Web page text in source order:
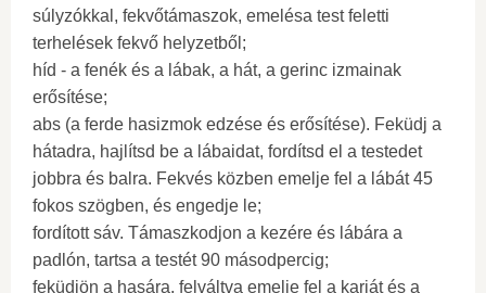
súlyzókkal, fekvőtámaszok, emelésa test feletti
terhelések fekvő helyzetből;
híd - a fenék és a lábak, a hát, a gerinc izmainak
erősítése;
abs (a ferde hasizmok edzése és erősítése). Feküdj a
hátadra, hajlítsd be a lábaidat, fordítsd el a testedet
jobbra és balra. Fekvés közben emelje fel a lábát 45
fokos szögben, és engedje le;
fordított sáv. Támaszkodjon a kezére és lábára a
padlón, tartsa a testét 90 másodpercig;
feküdjön a hasára, felváltva emelje fel a karját és a